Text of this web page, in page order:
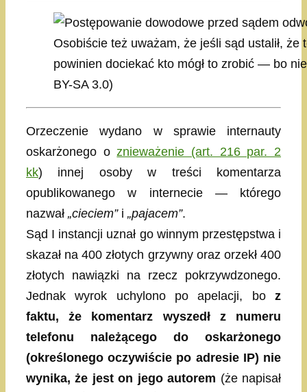
Osobiście też uważam, że jeśli sąd ustalił, że
powinien dociekać kto mógł to zrobić — bo
BY-SA 3.0)
Orzeczenie wydano w sprawie internauty
oskarżonego oznieważenie (art. 216 par. 2
kk) innej osoby w treści komentarza
opublikowanego w internecie — którego
nazwał „cieciem”i „pajacem”.
Sąd I instancji uznał go winnym przestępstwa i
skazał na 400 złotych grzywny oraz orzekł 400
złotych nawiązki na rzecz pokrzywdzonego.
Jednak wyrok uchylono po apelacji, bo z
faktu, że komentarz wyszedł z numeru
telefonu należącego do oskarżonego
(określonego oczywiście po adresie IP) nie
wynika, że jest on jego autorem (że napisał